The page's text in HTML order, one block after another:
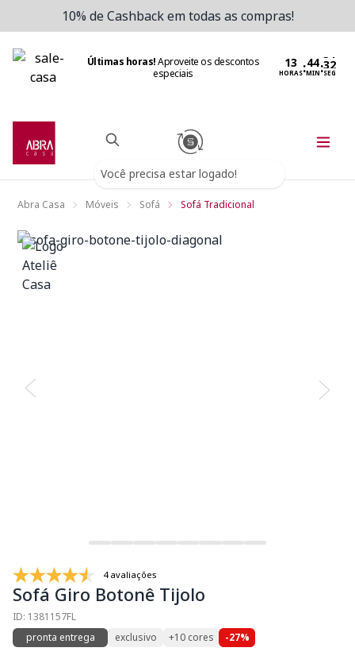
10% de Cashback em todas as compras!
Últimas horas!Aproveite os descontos
especiais
HORAS:MIN:SEG
Você precisa estar logado!
Abra Casa Móveis Sofá Sofá Tradicional
4 avaliações
Sofá Giro Botonê Tijolo
ID: 1381157FL
pronta entrega
exclusivo +10 cores -27%